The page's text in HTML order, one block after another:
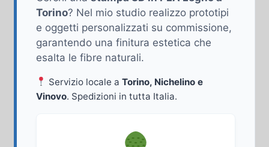
Torino? Nel mio studio realizzo prototipi
e oggetti personalizzati su commissione,
garantendo una finitura estetica che
esalta le fibre naturali.
Servizio locale aTorino, Nichelino e
Vinovo. Spedizioni in tutta Italia.